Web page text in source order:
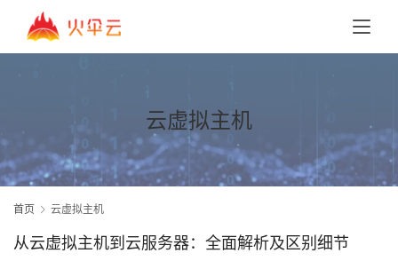
云虚拟主机
首页 云虚拟主机
从云虚拟主机到云服务器：全面解析及区别细节